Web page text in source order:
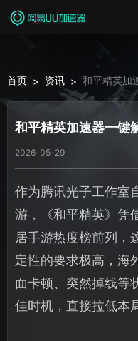
首页 > 资讯 > 和平精英加
和平精英加速器一键
2026-05-29
作为腾讯光子工作室
游，《和平精英》凭
居手游热度榜前列，
定性的要求极高，海
面卡顿、突然掉线等
佳时机，直接拉低本